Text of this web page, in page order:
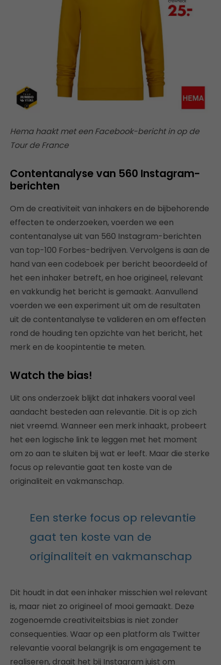
Hema haakt met een Facebook-bericht in op de
Tour de France
Contentanalyse van 560 Instagram-
berichten
Om de creativiteit van inhakers en de bijbehorende
effecten te onderzoeken, voerden we een
contentanalyse uit van 560 Instagram-berichten
van top-100 Forbes-bedrijven. Vervolgens is aan de
hand van een codeboek per bericht beoordeeld of
het een inhaker betreft, en hoe origineel, relevant
en vakkundig het bericht is gemaakt. Aanvullend
voerden we een experiment uit om de resultaten
uit de contentanalyse te valideren en om effecten
rond de houding ten opzichte van het bericht, het
merk en de koopintentie te meten.
Watch the bias!
Uit ons onderzoek blijkt dat inhakers vooral veel
aandacht besteden aan relevantie. Dit is op zich
niet vreemd. Wanneer een merk inhaakt, probeert
het een logische link te leggen met het moment
om zo aan te sluiten bij wat er leeft. Maar die sterke
focus op relevantie gaat ten koste van de
originaliteit en vakmanschap.
Een sterke focus op relevantie
gaat ten koste van de
originaliteit en vakmanschap
Dit houdt in dat een inhaker misschien wel relevant
is, maar niet zo origineel of mooi gemaakt. Deze
zogenoemde creativiteitsbias is niet zonder
consequenties. Waar op een platform als Twitter
relevantie vooral belangrijk is om engagement te
realiseren, draait het bij Instagram juist om